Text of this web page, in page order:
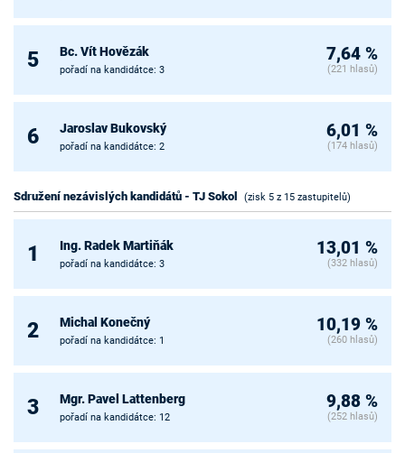
5 Bc. Vít Hovězák
pořadí na kandidátce: 3
7,64 %
(221 hlasů)
6 Jaroslav Bukovský
pořadí na kandidátce: 2
6,01 %
(174 hlasů)
Sdružení nezávislých kandidátů - TJ Sokol (zisk 5 z 15 zastupitelů)
1 Ing. Radek Martiňák
pořadí na kandidátce: 3
13,01 %
(332 hlasů)
2 Michal Konečný
pořadí na kandidátce: 1
10,19 %
(260 hlasů)
3 Mgr. Pavel Lattenberg
pořadí na kandidátce: 12
9,88 %
(252 hlasů)